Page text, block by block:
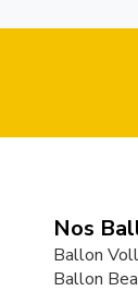
Nos
Ballon
Ballon